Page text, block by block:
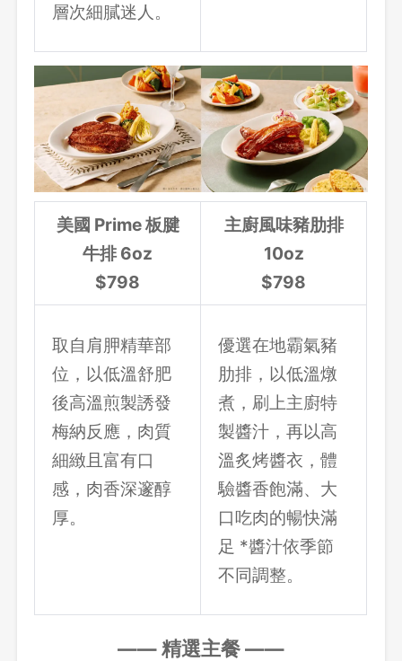
層次細膩迷人。
美國 Prime 板腱
牛排 6oz
$798
主廚風味豬肋排
10oz
$798
取自肩胛精華部
位，以低溫舒肥
後高溫煎製誘發
梅納反應，肉質
細緻且富有口
感，肉香深邃醇
厚。
優選在地霸氣豬
肋排，以低溫燉
煮，刷上主廚特
製醬汁，再以高
溫炙烤醬衣，體
驗醬香飽滿、大
口吃肉的暢快滿
足 *醬汁依季節
不同調整。
——精選主餐——